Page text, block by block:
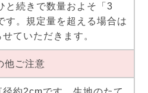
と続きで数量およそ「3
す。規定量を超える場合は
ていただきます。
他ご注意